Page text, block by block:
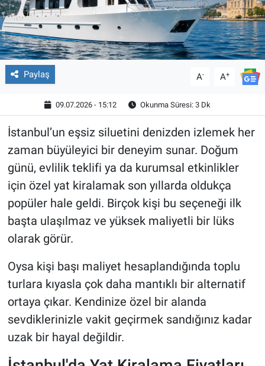
Paylaş A- A+
09.07.2026 - 15:12 Okunma Süresi: 3 Dk
İstanbul’un eşsiz siluetini denizden izlemek her
zaman büyüleyici bir deneyim sunar. Doğum
günü, evlilik teklifi ya da kurumsal etkinlikler
için özel yat kiralamak son yıllarda oldukça
popüler hale geldi. Birçok kişi bu seçeneği ilk
başta ulaşılmaz ve yüksek maliyetli bir lüks
olarak görür.
Oysa kişi başı maliyet hesaplandığında toplu
turlara kıyasla çok daha mantıklı bir alternatif
ortaya çıkar. Kendinize özel bir alanda
sevdiklerinizle vakit geçirmek sandığınız kadar
uzak bir hayal değildir.